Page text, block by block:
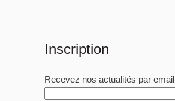
Inscription
Recevez nos actualités par email